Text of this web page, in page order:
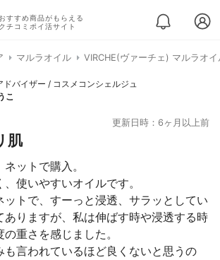
おすすめ商品がもらえる
クチコミポイ活サイト
マルラオイル VIRCHE(ヴァーチェ) マルラオイ
ドバイザー / コスメコンシェルジュ
こ
更新日時：6ヶ月以上前
肌
ットで購入。
使いやすいオイルです。
ットで、すーっと浸透、サラッとしてい
ありますが、私は伸ばす時や浸透する時
重さを感じました。
も言われているほど良くないと思うの